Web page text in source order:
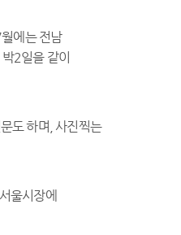
에는 전남
2일을 같이
도 하며, 사진찍는
울시장에